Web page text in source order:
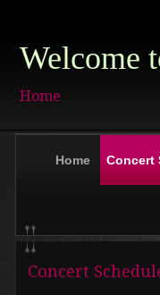
Welcome
Home
Home Concert
Concert